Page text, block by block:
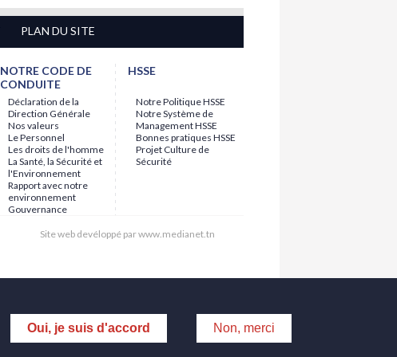
PLAN DU SITE
NOTRE CODE DE
CONDUITE
Déclaration de la
Direction Générale
Nos valeurs
Le Personnel
Les droits de l'homme
La Santé, la Sécurité et
l'Environnement
Rapport avec notre
environnement
Gouvernance
HSSE
Notre Politique HSSE
Notre Système de
Management HSSE
Bonnes pratiques HSSE
Projet Culture de
Sécurité
Site web devéloppé par www.medianet.tn
Oui, je suis d'accord Non, merci